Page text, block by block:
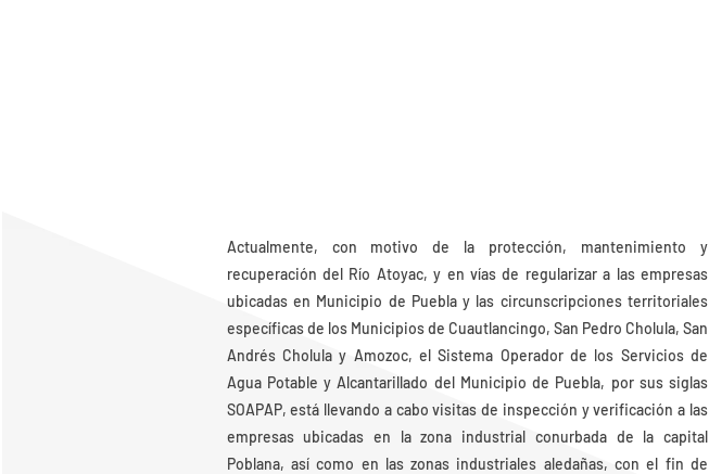
Actualmente, con motivo de la protección, mantenimiento y
recuperación del Río Atoyac, y en vías de regularizar a las empresas
ubicadas en Municipio de Puebla y las circunscripciones territoriales
específicas de los Municipios de Cuautlancingo, San Pedro Cholula, San
Andrés Cholula y Amozoc, el Sistema Operador de los Servicios de
Agua Potable y Alcantarillado del Municipio de Puebla, por sus siglas
SOAPAP, está llevando a cabo visitas de inspección y verificación a las
empresas ubicadas en la zona industrial conurbada de la capital
Poblana, así como en las zonas industriales aledañas, con el fin de